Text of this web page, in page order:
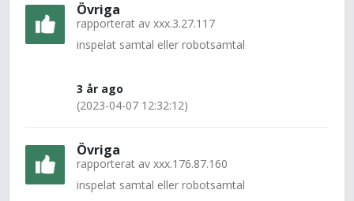
Övriga
rapporterat av xxx.3.27.117
inspelat samtal eller robotsamtal
3 år ago
(2023-04-07 12:32:12)
Övriga
rapporterat av xxx.176.87.160
inspelat samtal eller robotsamtal